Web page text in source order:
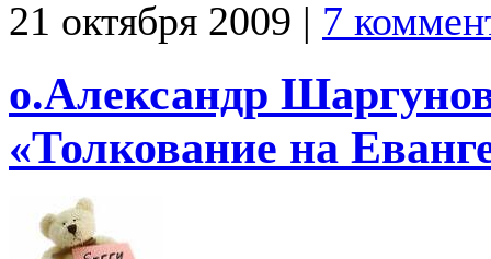
21 октября 2009 | 7
о.Александр
«Толкование на